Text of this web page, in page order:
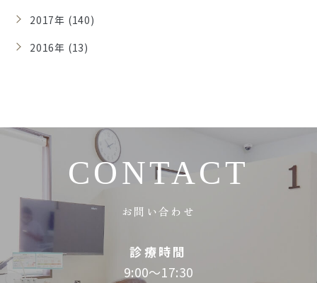
2017年 (140)
2016年 (13)
CONTACT
お問い合わせ
診療時間
9:00～17:30